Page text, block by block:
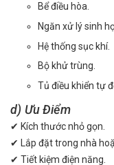
Bể điều hòa.
Ngăn xử lý sinh
Hệ thống sục khí.
Bộ khử trùng.
Tủ điều khiển tự
d) Ưu Điểm
✔ Kích thước nhỏ gọn.
✔ Lắp đặt trong nhà
✔ Tiết kiệm điện năng.